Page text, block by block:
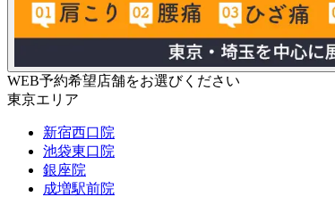
WEB予約希望店舗をお選びください
東京エリア
新宿西口院
池袋東口院
銀座院
成増駅前院